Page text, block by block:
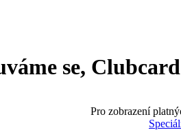
se,
Pro zobrazení